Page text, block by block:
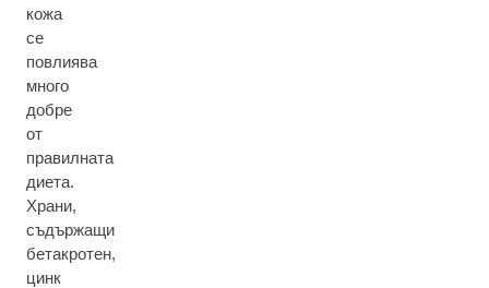
кожа
се
повлиява
много
добре
от
правилната
диета.
Храни,
съдържащи
бетакротен,
цинк